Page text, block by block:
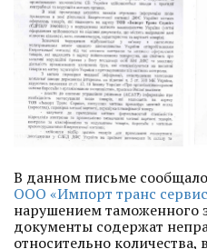
В данном письме
ООО «Импорт транс
нарушением таможенного
документы содержат
относительно количества,